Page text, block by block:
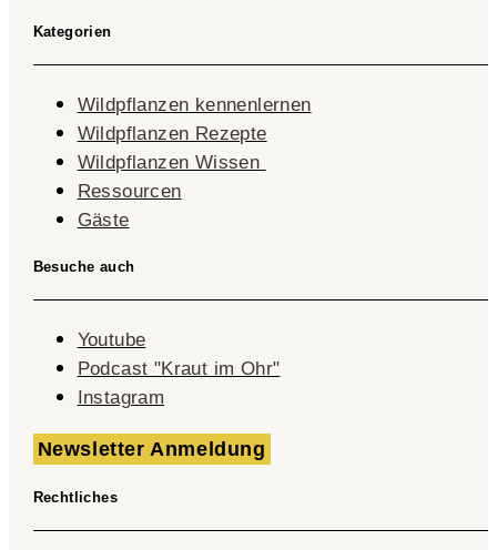
Kategorien
Wildpflanzen kennenlernen
Wildpflanzen Rezepte
Wildpflanzen Wissen ​
Ressourcen
Gäste
Besuche auch
Youtube
Podcast "Kraut im Ohr"
Instagram
Newsletter Anmeldung
Rechtliches